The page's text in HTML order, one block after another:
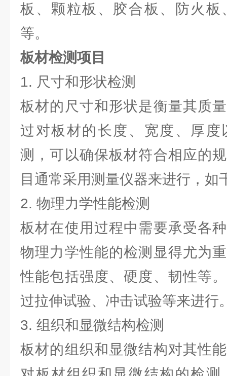
板、颗粒板、胶合板、防火板
等。
板材检测项目
1. 尺寸和形状检测
板材的尺寸和形状是衡量其质
过对板材的长度、宽度、厚度
测，可以确保板材符合相应的
目通常采用测量仪器来进行，如
2. 物理力学性能检测
板材在使用过程中需要承受各
物理力学性能的检测显得尤为
性能包括强度、硬度、韧性等
过拉伸试验、冲击试验等来进行
3. 组织和显微结构检测
板材的组织和显微结构对其性